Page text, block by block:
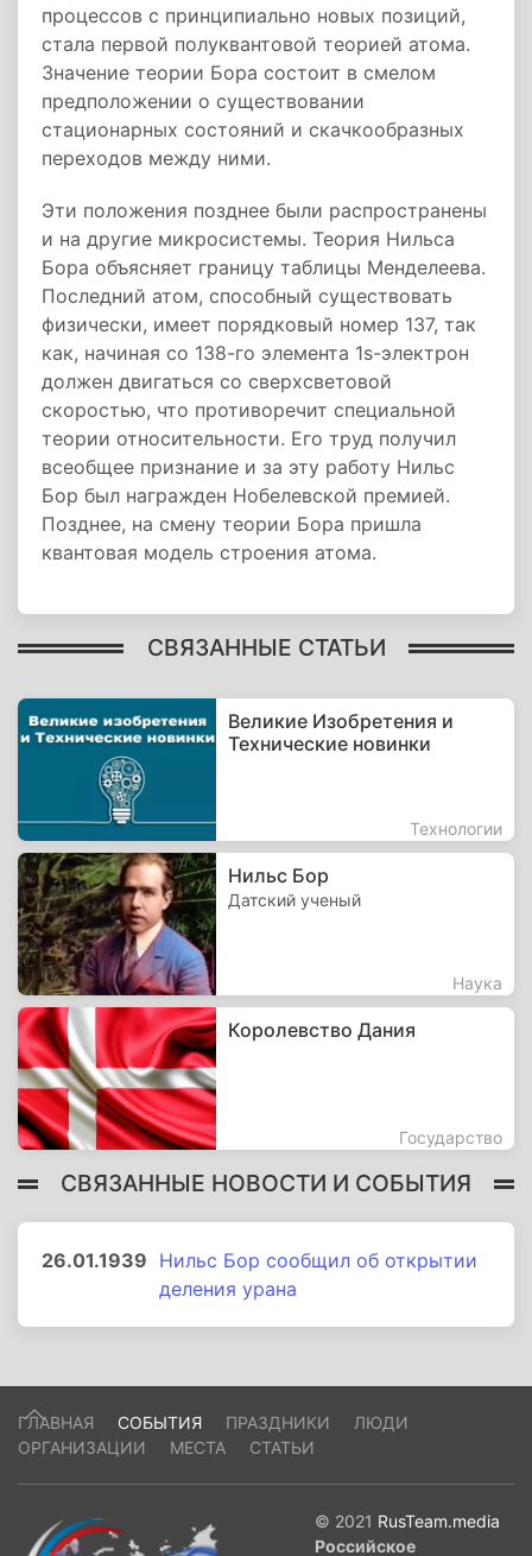
процессов с принципиально новых позиций,
стала первой полуквантовой теорией атома.
Значение теории Бора состоит в смелом
предположении о существовании
стационарных состояний и скачкообразных
переходов между ними.
Эти положения позднее были распространены
и на другие микросистемы. Теория Нильса
Бора объясняет границу таблицы Менделеева.
Последний атом, способный существовать
физически, имеет порядковый номер 137, так
как, начиная со 138-го элемента 1s-электрон
должен двигаться со сверхсветовой
скоростью, что противоречит специальной
теории относительности. Его труд получил
всеобщее признание и за эту работу Нильс
Бор был награжден Нобелевской премией.
Позднее, на смену теории Бора пришла
квантовая модель строения атома.
СВЯЗАННЫЕ СТАТЬИ
Великие Изобретения и
Технические новинки
Технологии
Нильс Бор
Датский ученый
Наука
Королевство Дания
Государство
СВЯЗАННЫЕ НОВОСТИ И СОБЫТИЯ
26.01.1939 Нильс Бор сообщил об открытии
деления урана
ГЛАВНАЯ СОБЫТИЯ ПРАЗДНИКИ
ЛЮДИ
ОРГАНИЗАЦИИ
МЕСТА СТАТЬИ
© 2021 RusTeam.media
Российское